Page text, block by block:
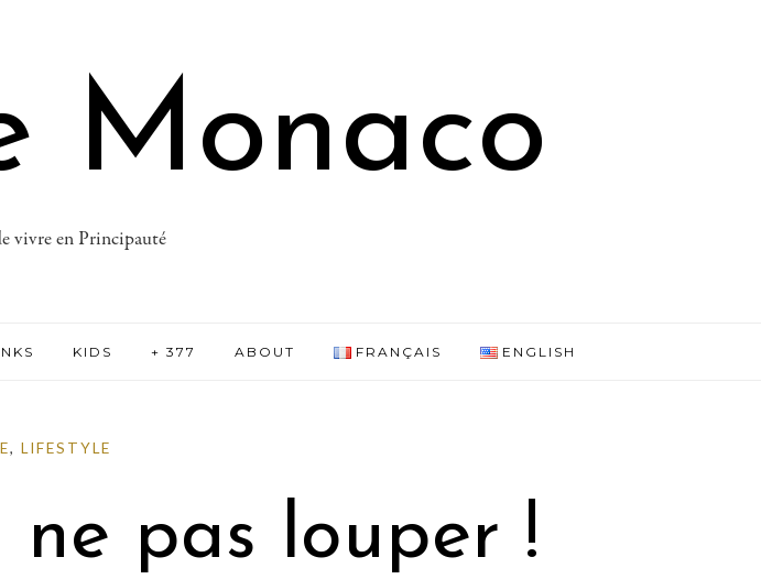
Monaco
vivre en Principauté
KIDS + 377 ABOUT FRANÇAIS ENGLISH
, LIFESTYLE
ne pas louper !